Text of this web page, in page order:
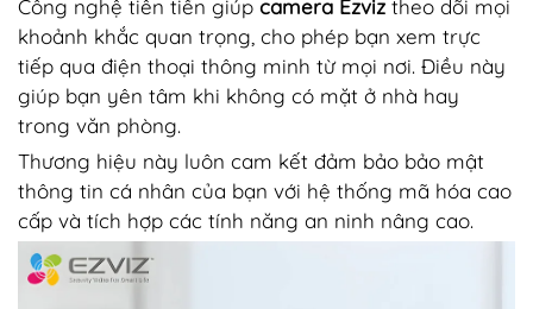
Công nghệ tiên tiến giúp camera Ezviz theo dõi mọi
khoảnh khắc quan trọng, cho phép bạn xem trực
tiếp qua điện thoại thông minh từ mọi nơi. Điều này
giúp bạn yên tâm khi không có mặt ở nhà hay
trong văn phòng.
Thương hiệu này luôn cam kết đảm bảo bảo mật
thông tin cá nhân của bạn với hệ thống mã hóa cao
cấp và tích hợp các tính năng an ninh nâng cao.